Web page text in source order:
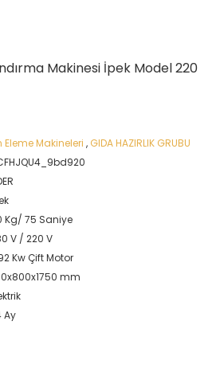
Makinesi İpek Model 220
Eleme Makineleri , GIDA HAZIRLIK GRUBU
Kg/ 75 Saniye
V / 220 V
Kw Çift Motor
mm
Ay